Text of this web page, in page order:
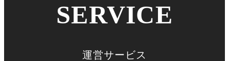
SERVICE
運営サービス